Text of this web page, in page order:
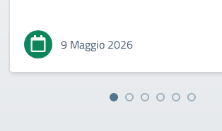
9 Maggio 2026